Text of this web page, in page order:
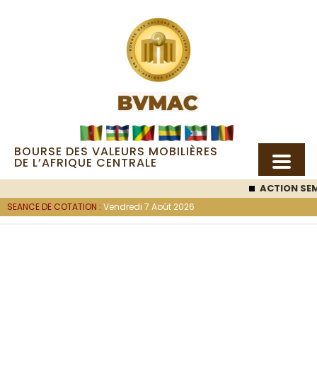
BOURSE DES VALEURS MOBILIÈRES
DE L’AFRIQUE CENTRALE
ACTION
SEANCE DE COTATION : Vendredi 7 Août 2026